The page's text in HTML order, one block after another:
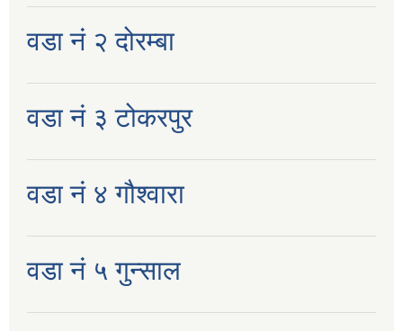
वडा नं २ दोरम्बा
वडा नं ३ टोकरपुर
वडा नं ४ गौश्वारा
वडा नं ५ गुन्साल